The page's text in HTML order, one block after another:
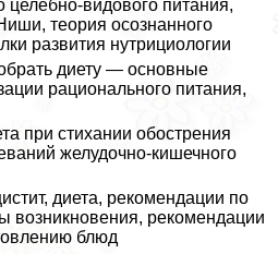
целебно-видового питания,
теория осознанного
развития нутрициологии
диету — основные
рационального питания,
при стихании обострения
желудочно-кишечного
диета, рекомендации по
возникновения, рекомендации
блюд